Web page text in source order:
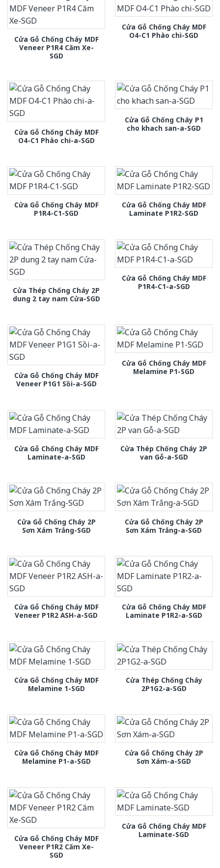
Cửa Gỗ Chống Cháy MDF
Veneer P1R4 Căm Xe-
SGD
Cửa Gỗ Chống Cháy MDF
O4-C1 Phào chi-SGD
Cửa Gỗ Chống Cháy MDF
O4-C1 Phào chi-a-SGD
Cửa Gỗ Chống Cháy P1
cho khach san-a-SGD
Cửa Gỗ Chống Cháy MDF
P1R4-C1-SGD
Cửa Gỗ Chống Cháy MDF
Laminate P1R2-SGD
Cửa Thép Chống Cháy 2P
dung 2 tay nam Cửa-SGD
Cửa Gỗ Chống Cháy MDF
P1R4-C1-a-SGD
Cửa Gỗ Chống Cháy MDF
Veneer P1G1 Sồi-a-SGD
Cửa Gỗ Chống Cháy MDF
Melamine P1-SGD
Cửa Gỗ Chống Cháy MDF
Laminate-a-SGD
Cửa Thép Chống Cháy 2P
van Gỗ-a-SGD
Cửa Gỗ Chống Cháy 2P
Sơn Xám Trắng-SGD
Cửa Gỗ Chống Cháy 2P
Sơn Xám Trắng-a-SGD
Cửa Gỗ Chống Cháy MDF
Veneer P1R2 ASH-a-SGD
Cửa Gỗ Chống Cháy MDF
Laminate P1R2-a-SGD
Cửa Gỗ Chống Cháy MDF
Melamine 1-SGD
Cửa Thép Chống Cháy
2P1G2-a-SGD
Cửa Gỗ Chống Cháy MDF
Melamine P1-a-SGD
Cửa Gỗ Chống Cháy 2P
Sơn Xám-a-SGD
Cửa Gỗ Chống Cháy MDF
Veneer P1R2 Căm Xe-
SGD
Cửa Gỗ Chống Cháy MDF
Laminate-SGD